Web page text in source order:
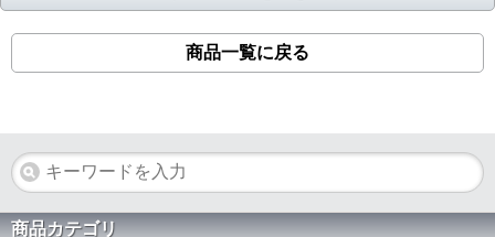
商品一覧に戻る
商品カテゴリ